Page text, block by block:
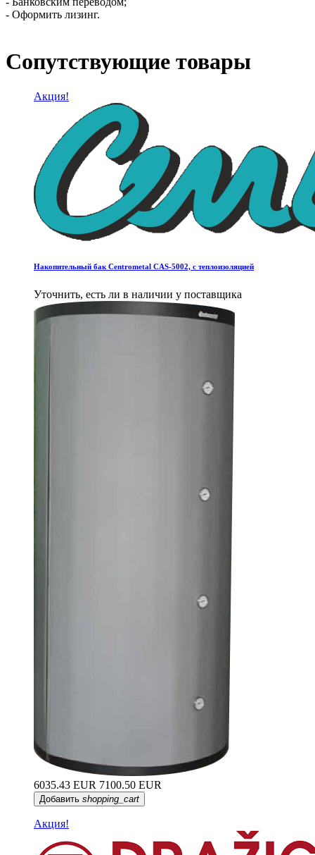
- Оформить лизинг.
Сопутствующие товары
Акция!
Накопительный бак Centrometal CAS-5002, с теплоизоляцией
Уточнить, есть ли в наличии у поставщика
6035.43 EUR 7100.50 EUR
Добавить shopping_cart
Акция!